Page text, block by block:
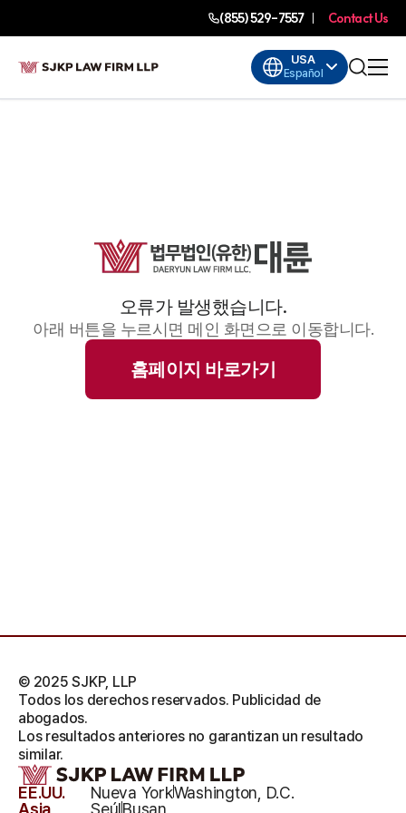
(855) 529-7557 Contact Us
USA
Español
오류가 발생했습니다.
아래 버튼을 누르시면 메인 화면으로 이동합니다.
홈페이지 바로가기
EE.UU. Nueva YorkWashington, D.C.
© 2025 SJKP, LLP
Todos los derechos reservados. Publicidad de
abogados.
Los resultados anteriores no garantizan un resultado
similar.